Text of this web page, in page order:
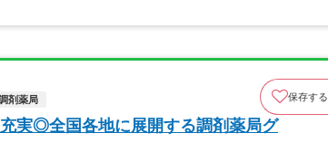
剤薬局 保存する
実◎全国各地に展開する調剤薬局グ